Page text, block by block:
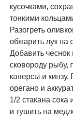
кусочками,
тонкими
Разогреть
обжарить лук на
Добавить
сковороду рыбу,
каперсы и
орегано и
1/2 стакана
и тушить на